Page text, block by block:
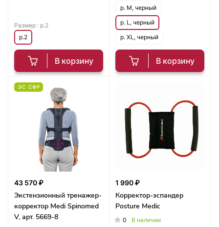
В корзину
Размер : р.2
р.2
В корзину
р. M, черный
р. L, черный
р. XL, черный
ЭС СФР
43 570 ₽
Экстензионный тренажер-
корректор Medi Spinomed
V, арт. 5669-8
1 990 ₽
Корректор-эспандер
Posture Medic
0 В наличии